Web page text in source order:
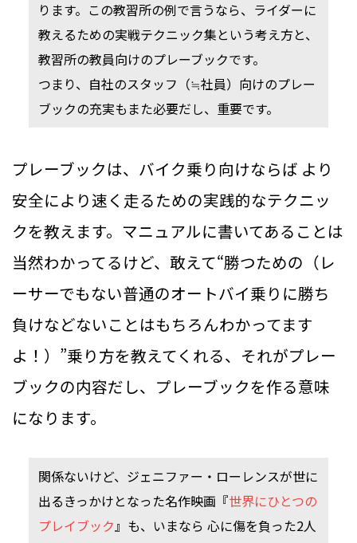
ります。この教習所の例で言うなら、ライダーに
教えるための実戦テクニック集という考え方と、
教習所の教員向けのプレーブックです。
つまり、自社のスタッフ（≒社員）向けのプレー
ブックの充実もまた必要だし、重要です。
プレーブックは、バイク乗り向けならば より
安全により速く走るための実践的なテクニッ
クを教えます。マニュアルに書いてあることは
当然わかってるけど、敢えて“勝つための（レ
ーサーでもない普通のオートバイ乗りに勝ち
負けなどないことはもちろんわかってます
よ！）”乗り方を教えてくれる、それがプレー
ブックの内容だし、プレーブックを作る意味
になります。
関係ないけど、ジェニファー・ローレンスが世に
出るきっかけとなった名作映画『世界にひとつの
プレイブック』も、いまなら 心に傷を負った2人